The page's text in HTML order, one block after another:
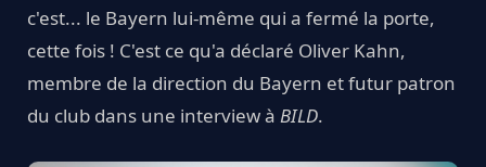
c'est... le Bayern lui-même qui a fermé la porte,
cette fois ! C'est ce qu'a déclaré Oliver Kahn,
membre de la direction du Bayern et futur patron
du club dans une interview à BILD.